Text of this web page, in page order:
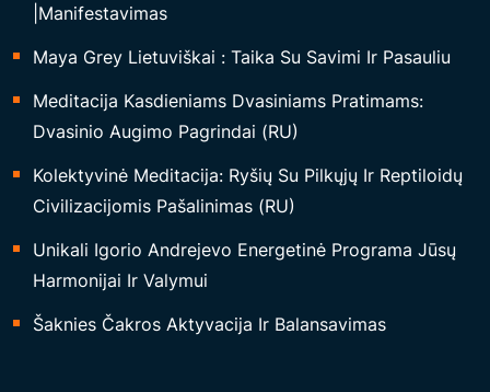
|Manifestavimas
Maya Grey Lietuviškai : Taika Su Savimi Ir Pasauliu
Meditacija Kasdieniams Dvasiniams Pratimams:
Dvasinio Augimo Pagrindai (RU)
Kolektyvinė Meditacija: Ryšių Su Pilkųjų Ir Reptiloidų
Civilizacijomis Pašalinimas (RU)
Unikali Igorio Andrejevo Energetinė Programa Jūsų
Harmonijai Ir Valymui
Šaknies Čakros Aktyvacija Ir Balansavimas